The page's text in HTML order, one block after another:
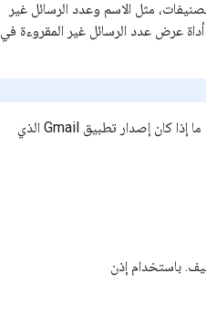
مثل الاسم وعدد الرسائل غير
أداة عرض عدد الرسائل غير المقروءة في
لتحديد ما إذا كان إصدار تطبيق Gmail الذي